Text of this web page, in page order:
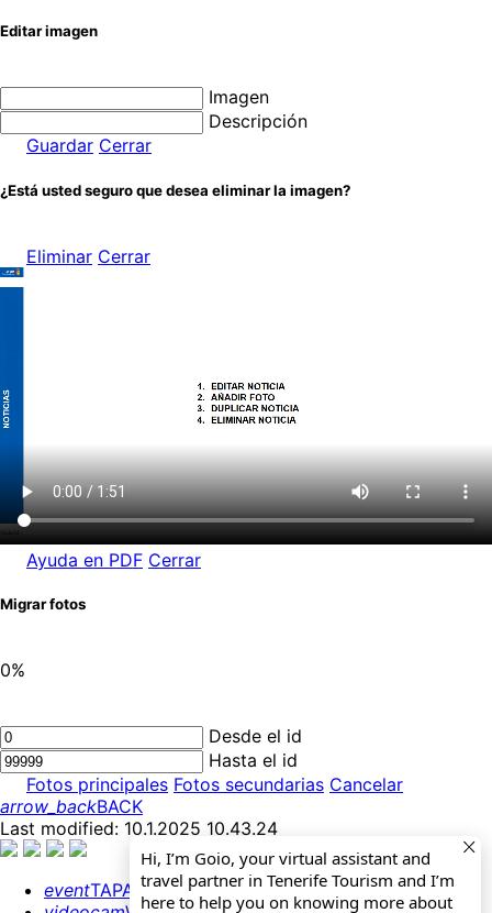
Hi, I’m Goio, your virtual assistant and
travel partner in Tenerife Tourism and I’m
here to help you on knowing more about
Editar imagen
Imagen
Descripción
Guardar Cerrar
¿Está usted seguro que desea eliminar la imagen?
Eliminar Cerrar
Ayuda en PDF Cerrar
Migrar fotos
0%
Desde el id
Hasta el id
Fotos principales Fotos secundarias Cancelar
arrow_backBACK
Last modified: 10.1.2025 10.43.24
eventTAPAHTUMAKALENTERI